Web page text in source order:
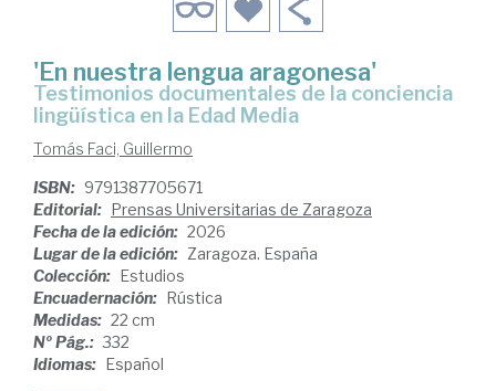
'En nuestra lengua aragonesa'
Testimonios documentales de la conciencia
lingüística en la Edad Media
Tomás Faci, Guillermo
ISBN: 9791387705671
Editorial: Prensas Universitarias de Zaragoza
Fecha de la edición: 2026
Lugar de la edición: Zaragoza. España
Colección: Estudios
Encuadernación: Rústica
Medidas: 22 cm
Nº Pág.: 332
Idiomas: Español